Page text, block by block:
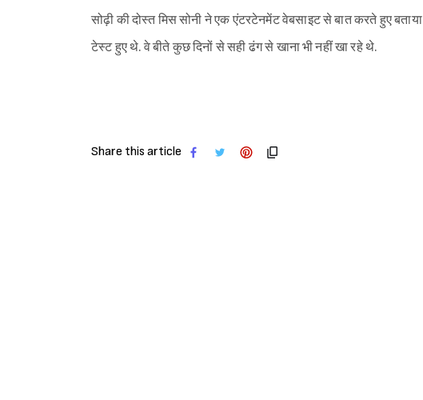
सोढ़ी की दोस्त मिस सोनी ने एक एंटरटेनमेंट वेबसाइट से बात करते हुए
टेस्ट हुए थे. वे बीते कुछ दिनों से सही ढंग से खाना भी नहीं खा रहे थे.
Share this article